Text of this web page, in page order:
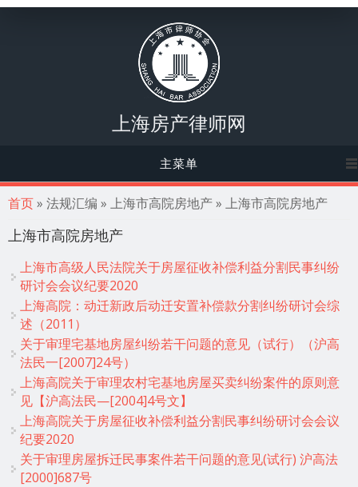
上海房产律师网
主菜单
你在这里
首页» 法规汇编 » 上海市高院房地产 » 上海市高院房地产
上海市高院房地产
上海市高级人民法院关于房屋征收补偿利益分割民事纠纷
研讨会会议纪要2020
上海高院：动迁新政后动迁安置补偿款分割纠纷研讨会综
述（2011）
关于审理宅基地房屋纠纷若干问题的意见（试行）（沪高
法民一[2007]24号）
上海高院关于审理农村宅基地房屋买卖纠纷案件的原则意
见【沪高法民—[2004]4号文】
上海高院关于房屋征收补偿利益分割民事纠纷研讨会会议
纪要2020
关于审理房屋拆迁民事案件若干问题的意见(试行) 沪高法
[2000]687号